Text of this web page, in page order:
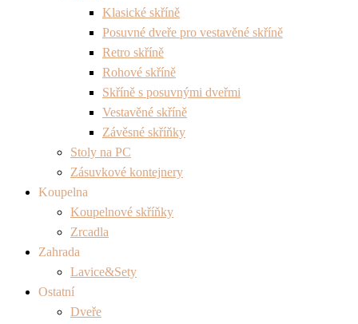
Klasické skříně
Posuvné dveře pro vestavěné skříně
Retro skříně
Rohové skříně
Skříně s posuvnými dveřmi
Vestavěné skříně
Závěsné skříňky
Stoly na PC
Zásuvkové kontejnery
Koupelna
Koupelnové skříňky
Zrcadla
Zahrada
Lavice&Sety
Ostatní
Dveře